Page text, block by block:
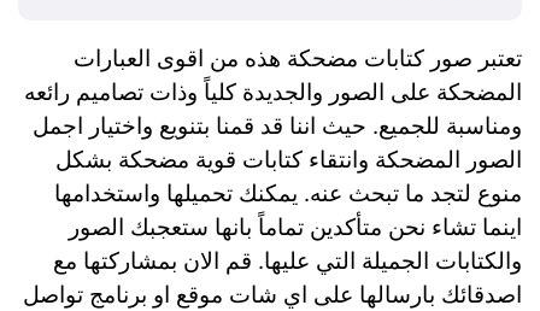
تعتبر صور كتابات مضحكة هذه من اقوى العبارات
المضحكة على الصور والجديدة كلياً وذات تصاميم رائعه
ومناسبة للجميع. حيث اننا قد قمنا بتنويع واختيار اجمل
الصور المضحكة وانتقاء كتابات قوية مضحكة بشكل
منوع لتجد ما تبحث عنه. يمكنك تحميلها واستخدامها
اينما تشاء نحن متأكدين تماماً بانها ستعجبك الصور
والكتابات الجميلة التي عليها. قم الان بمشاركتها مع
اصدقائك بارسالها على اي شات موقع او برنامج تواصل